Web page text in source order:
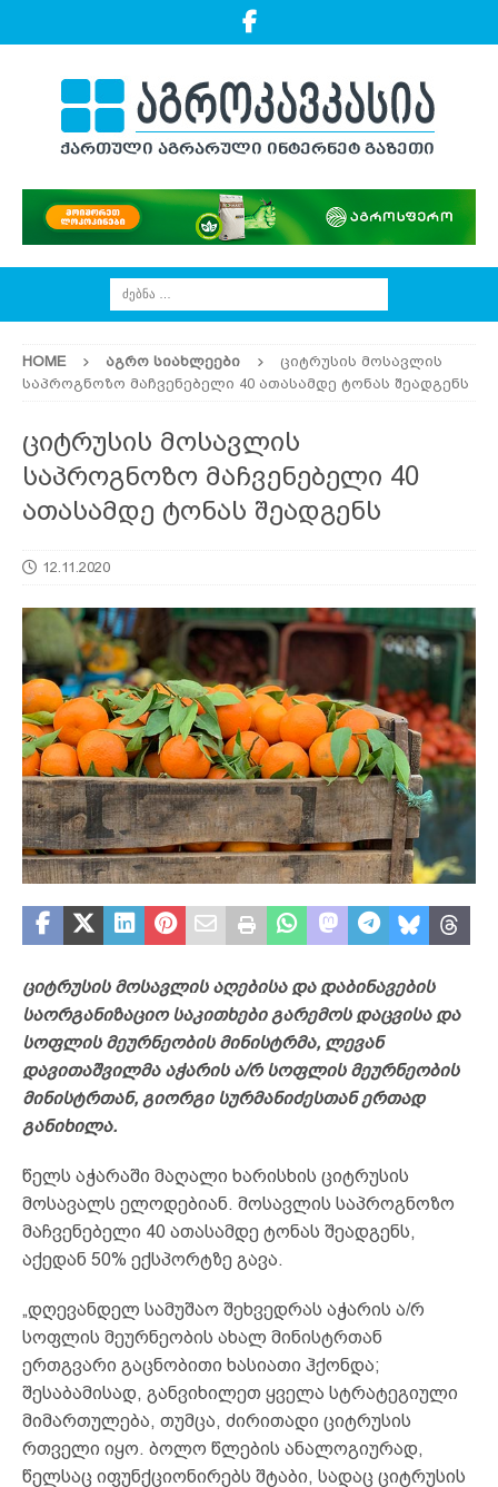
HOME ᲐᲒᲠᲝ ᲡᲘᲐᲮᲚᲔᲔᲑᲘ
ციტრუსის მოსავლის
საპროგნოზო მაჩვენებელი 40 ათასამდე ტონას შეადგენს
ციტრუსის მოსავლის
საპროგნოზო მაჩვენებელი 40
ათასამდე ტონას შეადგენს
12.11.2020
ციტრუსის მოსავლის აღებისა და დაბინავების
საორგანიზაციო საკითხები გარემოს დაცვისა და
სოფლის მეურნეობის მინისტრმა, ლევან
დავითაშვილმა აჭარის ა/რ სოფლის მეურნეობის
მინისტრთან, გიორგი სურმანიძესთან ერთად
განიხილა.
წელს აჭარაში მაღალი ხარისხის ციტრუსის
მოსავალს ელოდებიან. მოსავლის საპროგნოზო
მაჩვენებელი 40 ათასამდე ტონას შეადგენს,
აქედან 50% ექსპორტზე გავა.
„დღევანდელ სამუშაო შეხვედრას აჭარის ა/რ
სოფლის მეურნეობის ახალ მინისტრთან
ერთგვარი გაცნობითი ხასიათი ჰქონდა;
შესაბამისად, განვიხილეთ ყველა სტრატეგიული
მიმართულება, თუმცა, ძირითადი ციტრუსის
რთველი იყო. ბოლო წლების ანალოგიურად,
წელსაც იფუნქციონირებს შტაბი, სადაც ციტრუსის